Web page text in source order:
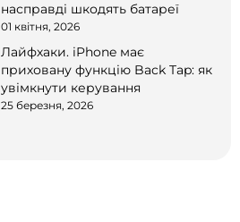
насправді шкодять батареї
01 квітня, 2026
Лайфхаки. iPhone має
приховану функцію Back Tap: як
увімкнути керування
25 березня, 2026